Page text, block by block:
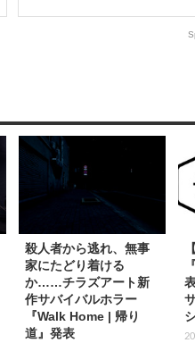
殺人者から逃れ、無事
家にたどり着ける
か……チラズアート新
作サバイバルホラー
『Walk Home | 帰り
道』発表